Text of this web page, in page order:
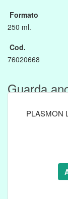
Formato
250 ml.
Cod.
76020668
Guarda
PLASMON